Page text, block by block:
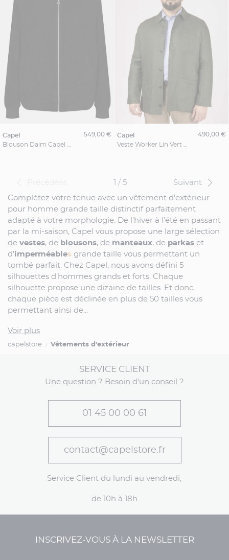
capel
549,00 €
capel
490,00 €
1 / 5
Suivant
Complétez votre tenue avec un vêtement d'extérieur
pour homme grande taille distinctif parfaitement
adapté à votre morphologie. De l'hiver à l'été en passant
par la mi-saison, Capel vous propose une large sélection
de vestes, de blousons, de manteaux, de parkas et
d'imperméables grande taille vous permettant un
tombé parfait. Chez Capel, nous avons défini 5
silhouettes d'hommes grands et forts. Chaque
silhouette propose une dizaine de tailles. Et donc,
chaque pièce est déclinée en plus de 50 tailles vous
permettant ainsi de...
Voir plus
capelstore Vêtements d'extérieur
SERVICE CLIENT
Une question ? Besoin d'un conseil ?
01 45 00 00 61
contact@capelstore.fr
Service Client du lundi au vendredi,
de 10h à 18h
INSCRIVEZ-VOUS À LA NEWSLETTER